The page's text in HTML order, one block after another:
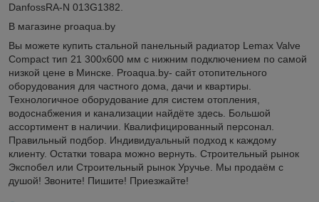
DanfossRA-N 013G1382.
В магазине proaqua.by
Вы можете купить стальной панельный радиатор Lemax Valve
Compact тип 21 300x600 мм с нижним подключением по самой
низкой цене в Минске. Proaqua.by- сайт отопительного
оборудования для частного дома, дачи и квартиры.
Технологичное оборудование для систем отопления,
водоснабжения и канализации найдёте здесь. Большой
ассортимент в наличии. Квалифицированный персонал.
Правильный подбор. Индивидуальный подход к каждому
клиенту. Остатки товара можно вернуть. Строительный рынок
Экспобел или Строительный рынок Уручье. Мы продаём с
душой! Звоните! Пишите! Приезжайте!